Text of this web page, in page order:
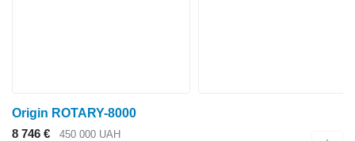
Origin ROTARY-8000
8 746 €
450 000 UAH